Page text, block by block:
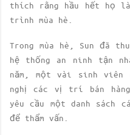
thích rằng hầu hết họ
trình mùa hè.
Trong mùa hè, Sun đã
hệ thống an ninh tận
năm, một vài sinh
nghị các vị trí bán
yêu cầu một danh sách
để thẩm vấn.